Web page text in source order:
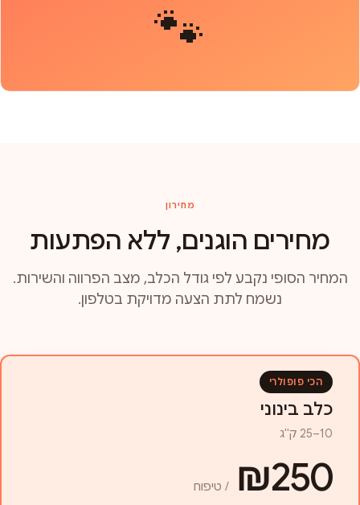
🐾
מחירון
מחירים הוגנים, ללא הפתעות
המחיר הסופי נקבע לפי גודל הכלב, מצב הפרווה והשירות.
נשמח לתת הצעה מדויקת בטלפון.
הכי פופולרי
כלב בינוני
10–25 ק"ג
₪250 / טיפוח